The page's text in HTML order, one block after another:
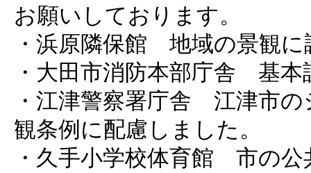
お願いしております。
・浜原隣保館 地域の景観
・大田市消防本部庁舎 基
・江津警察署庁舎 江津市
観条例に配慮しました。
・久手小学校体育館 市の